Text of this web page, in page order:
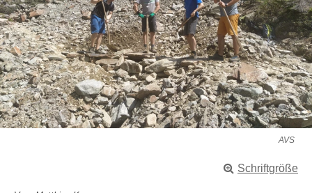
AVS
Schriftgröße